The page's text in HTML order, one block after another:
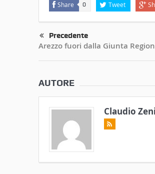
Share 0 Tweet
Precedente
Arezzo fuori dalla Giunta
AUTORE
Claudio Zeni